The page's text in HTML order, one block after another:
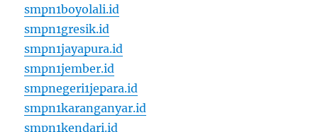
smpn1boyolali.id
smpn1gresik.id
smpn1jayapura.id
smpn1jember.id
smpnegeri1jepara.id
smpn1karanganyar.id
smpn1kendari.id